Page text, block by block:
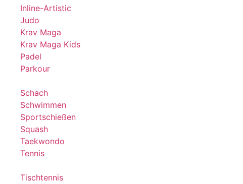
Inline-Artistic
Judo
Krav Maga
Krav Maga Kids
Padel
Parkour
Schach
Schwimmen
Sportschießen
Squash
Taekwondo
Tennis
Tischtennis